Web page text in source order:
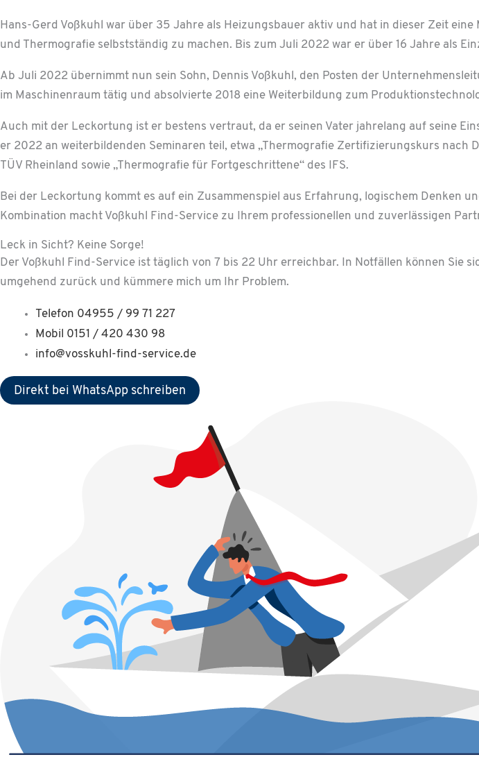
Hans-Gerd Voßkuhl war über 35 Jahre als Heizungsbauer aktiv und hat in dieser Zeit
und Thermografie selbstständig zu machen. Bis zum Juli 2022 war er über 16 Jahre als
Ab Juli 2022 übernimmt nun sein Sohn, Dennis Voßkuhl, den Posten der
im Maschinenraum tätig und absolvierte 2018 eine Weiterbildung zum
Auch mit der Leckortung ist er bestens vertraut, da er seinen Vater jahrelang auf seine
er 2022 an weiterbildenden Seminaren teil, etwa „Thermografie Zertifizierungskurs nach
TÜV Rheinland sowie „Thermografie für Fortgeschrittene“ des IFS.
Bei der Leckortung kommt es auf ein Zusammenspiel aus Erfahrung, logischem Denken
Kombination macht Voßkuhl Find-Service zu Ihrem professionellen und zuverlässigen
Leck in Sicht? Keine Sorge!
Der Voßkuhl Find-Service ist täglich von 7 bis 22 Uhr erreichbar. In Notfällen können Sie
umgehend zurück und kümmere mich um Ihr Problem.
Telefon 04955 / 99 71 227
Mobil 0151 / 420 430 98
info@vosskuhl-find-service.de
Direkt bei WhatsApp schreiben